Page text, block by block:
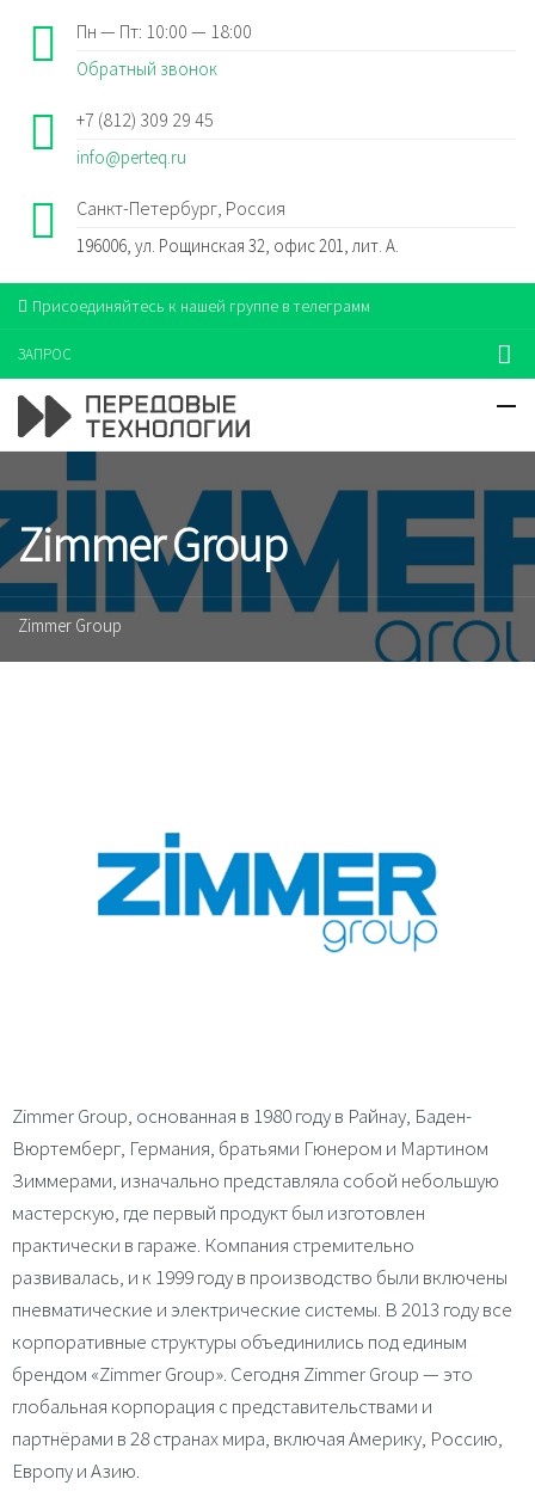
Пн — Пт: 10:00 — 18:00
Обратный звонок
+7 (812) 309 29 45
info@perteq.ru
Санкт-Петербург, Россия
196006, ул. Рощинская 32, офис 201, лит. А.
Присоединяйтесь к нашей группе в телеграмм
ЗАПРОС
Zimmer Group
Zimmer Group
Zimmer Group, основанная в 1980 году в Райнау, Баден-
Вюртемберг, Германия, братьями Гюнером и Мартином
Зиммерами, изначально представляла собой небольшую
мастерскую, где первый продукт был изготовлен
практически в гараже. Компания стремительно
развивалась, и к 1999 году в производство были включены
пневматические и электрические системы. В 2013 году все
корпоративные структуры объединились под единым
брендом «Zimmer Group». Сегодня Zimmer Group — это
глобальная корпорация с представительствами и
партнёрами в 28 странах мира, включая Америку, Россию,
Европу и Азию.